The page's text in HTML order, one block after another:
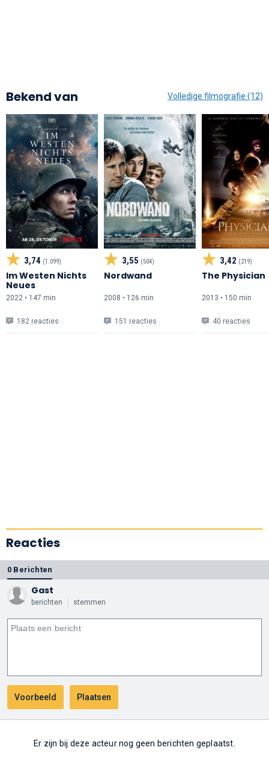
Bekend van Volledige filmografie (12)
3,74 (1.099)
Im Westen Nichts
Neues
2022 • 147 min
182 reacties
3,55 (504)
Nordwand
2008 • 126 min
151 reacties
3,42 (219)
The Physician
2013 • 150 min
40 reacties
Reacties
0 Berichten
Gast
berichten stemmen
Er zijn bij deze acteur nog geen berichten geplaatst.